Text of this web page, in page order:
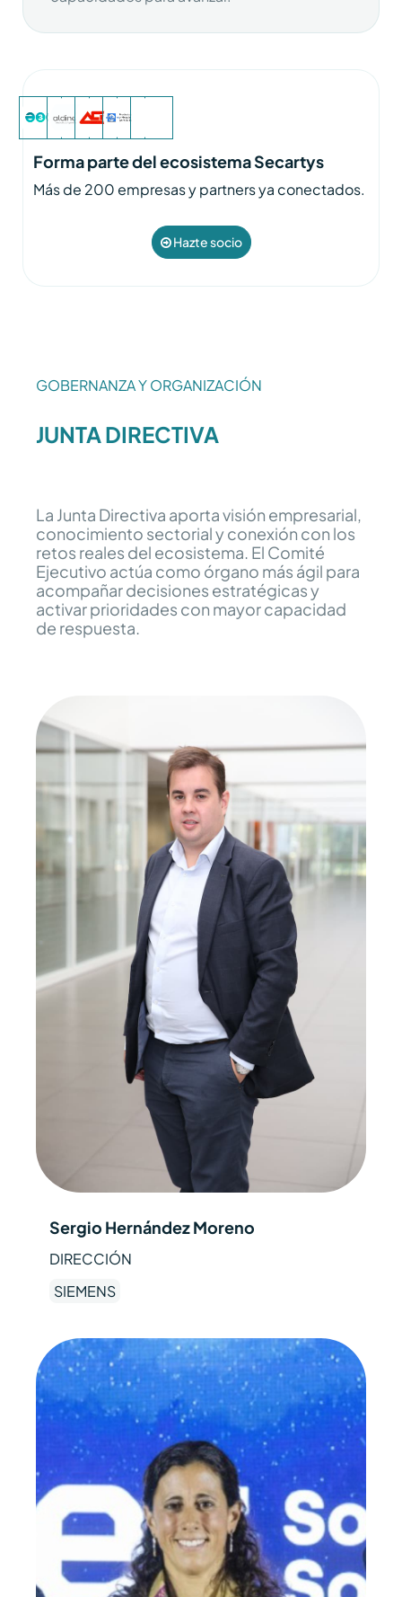
Forma parte del ecosistema Secartys
Más de 200 empresas y partners ya conectados.
Hazte socio
GOBERNANZA Y ORGANIZACIÓN
JUNTA DIRECTIVA
La Junta Directiva aporta visión empresarial,
conocimiento sectorial y conexión con los
retos reales del ecosistema. El Comité
Ejecutivo actúa como órgano más ágil para
acompañar decisiones estratégicas y
activar prioridades con mayor capacidad
de respuesta.
Sergio Hernández Moreno
DIRECCIÓN
SIEMENS